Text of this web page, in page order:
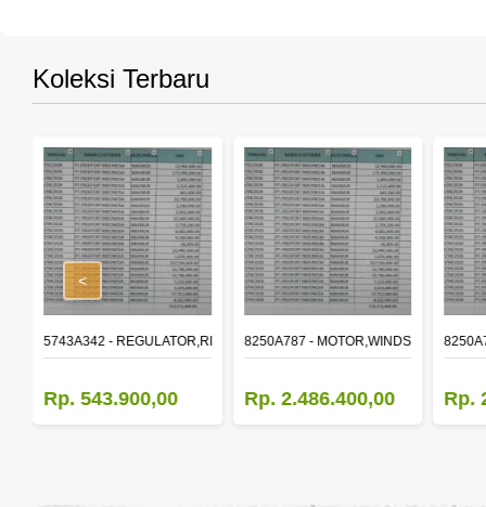
Koleksi Terbaru
DOOR WINDOW,LH
5743A342 - REGULATOR,RR DOOR WINDOW,RH
Rp. 543.900,00
8250A787 - MOTOR,WINDSHIELD
Rp. 2.486.400,00 Rp.
<